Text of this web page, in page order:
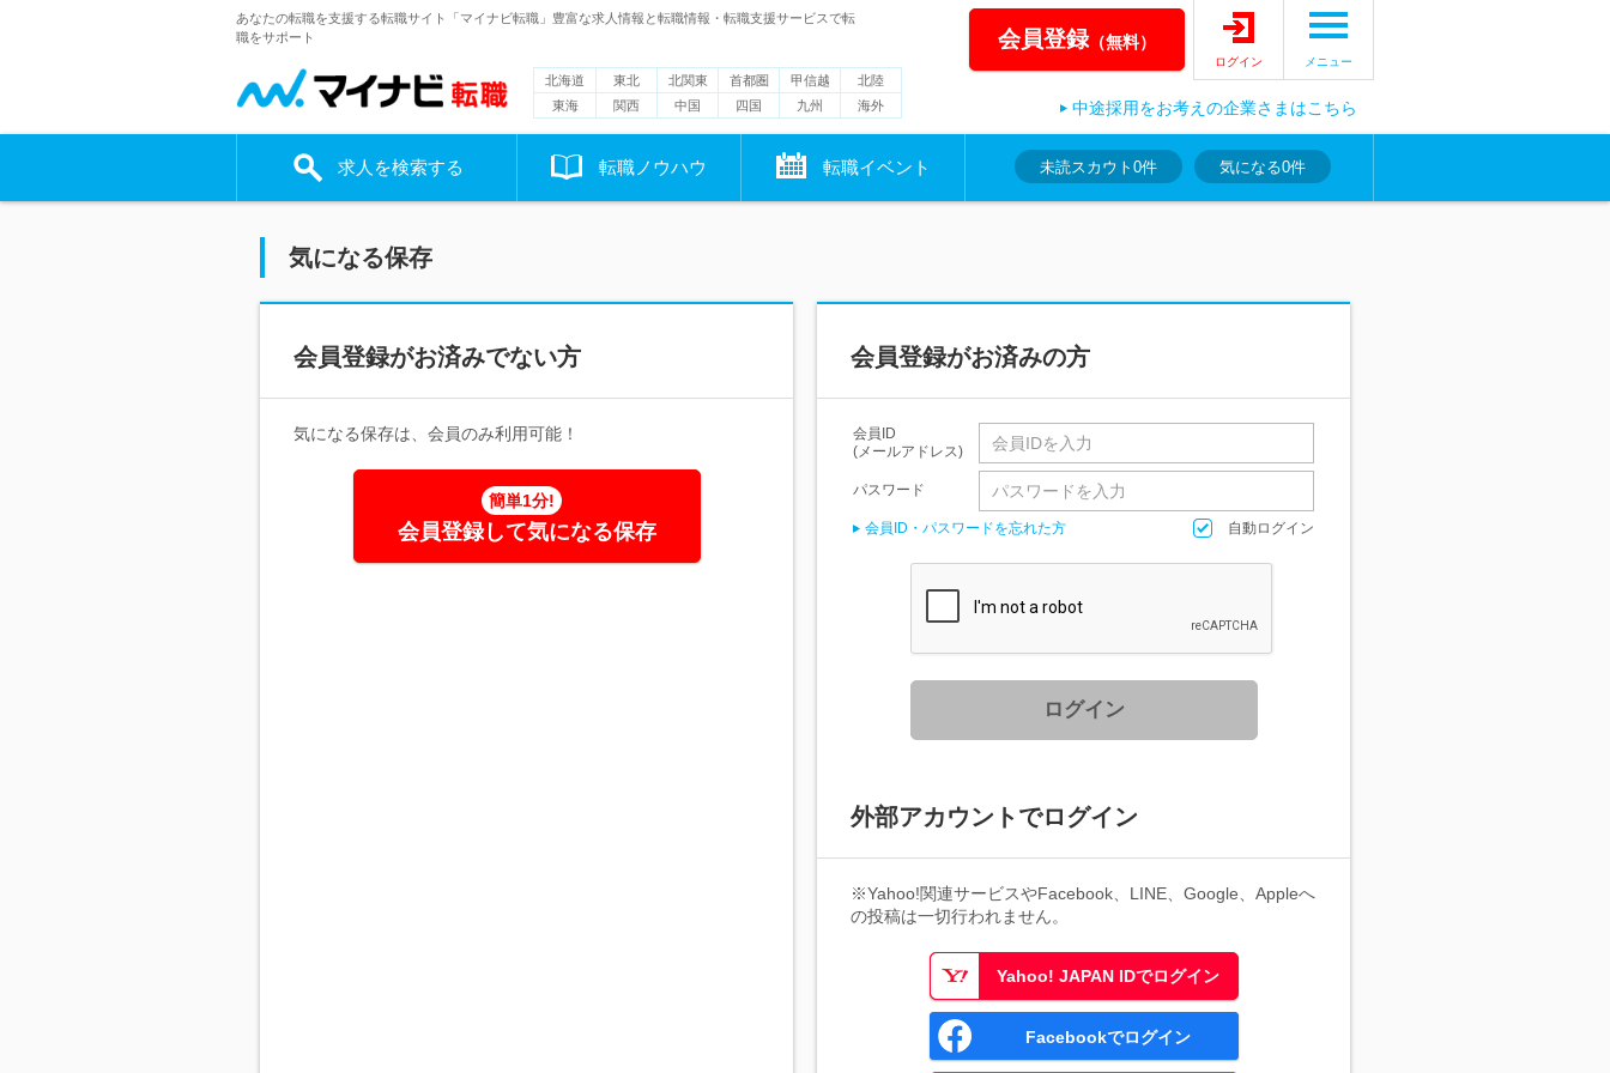
あなたの転職を支援する転職サイト「マイナビ転職」豊富な求人情報と転職情報・転職支援サービスで転
職をサポート
北海道 東北 北関東 首都圏 甲信越
北陸
東海
関西 中国 四国 九州 海外
会員登録（無料）
ログイン メニュー
中途採用をお考えの企業さまはこちら
求人を検索する 転職ノウハウ 転職イベント 未読スカウト 0件 気になる0件
気になる保存
会員登録がお済みでない方
気になる保存は、会員のみ利用可能！
簡単1分!
会員登録して気になる保存
会員登録がお済みの方
会員ID
(メールアドレス)
パスワード
会員ID・パスワードを忘れた方 自動ログイン
ログイン
外部アカウントでログイン
※Yahoo!関連サービスやFacebook、LINE、Google、Appleへ
の投稿は一切行われません。
Yahoo! JAPAN IDでログイン
Facebookでログイン